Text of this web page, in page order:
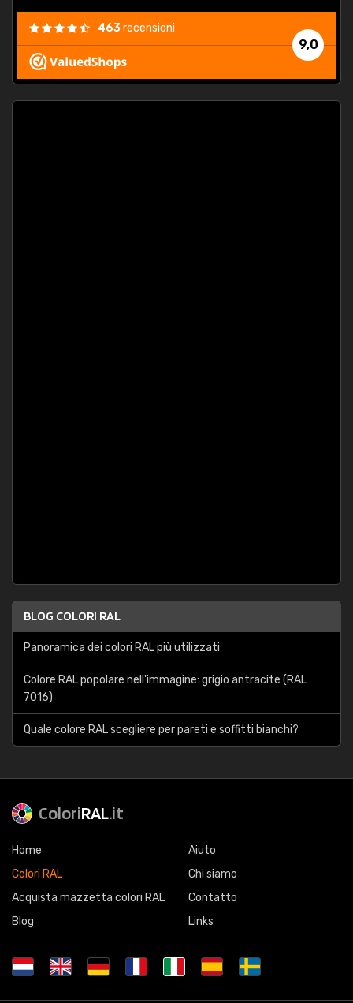
9,0
463recensioni
BLOG COLORI RAL
Panoramica dei colori RAL più utilizzati
Colore RAL popolare nell'immagine: grigio antracite (RAL
7016)
Quale colore RAL scegliere per pareti e soffitti bianchi?
ColoriRAL.it
Home
Colori RAL
Acquista mazzetta colori RAL
Blog
Aiuto
Chi siamo
Contatto
Links